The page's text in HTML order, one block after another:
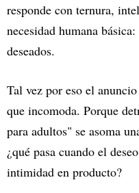
responde con ternura,
necesidad humana
deseados.
Tal vez por eso el
que incomoda. Porque
para adultos" se asoma
¿qué pasa cuando el
intimidad en producto?